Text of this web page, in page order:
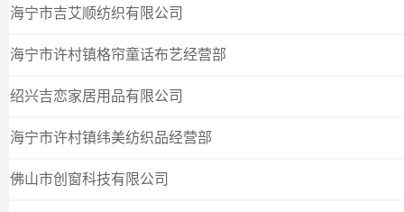
海宁市吉艾顺纺织有限公司
海宁市许村镇格帘童话布艺经营部
绍兴吉恋家居用品有限公司
海宁市许村镇纬美纺织品经营部
佛山市创窗科技有限公司